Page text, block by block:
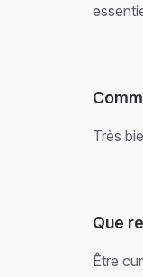
Très
Que
Être